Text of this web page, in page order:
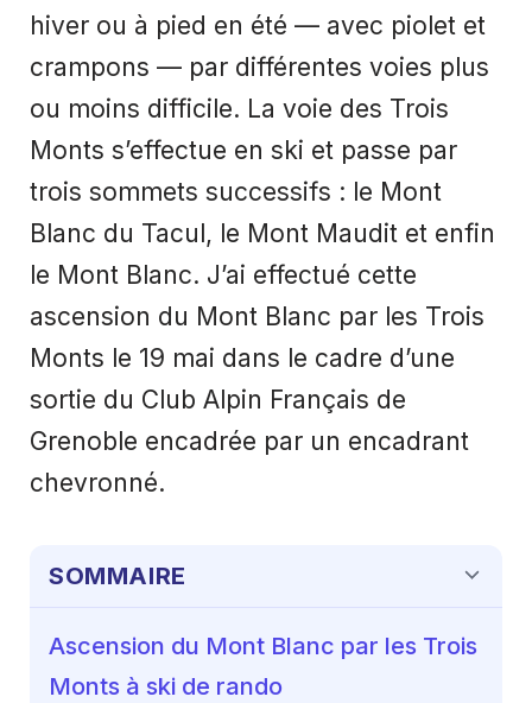
hiver ou à pied en été — avec piolet et
crampons — par différentes voies plus
ou moins difficile. La voie des Trois
Monts s’effectue en ski et passe par
trois sommets successifs : le Mont
Blanc du Tacul, le Mont Maudit et enfin
le Mont Blanc. J’ai effectué cette
ascension du Mont Blanc par les Trois
Monts le 19 mai dans le cadre d’une
sortie du Club Alpin Français de
Grenoble encadrée par un encadrant
chevronné.
SOMMAIRE
Ascension du Mont Blanc par les Trois
Monts à ski de rando